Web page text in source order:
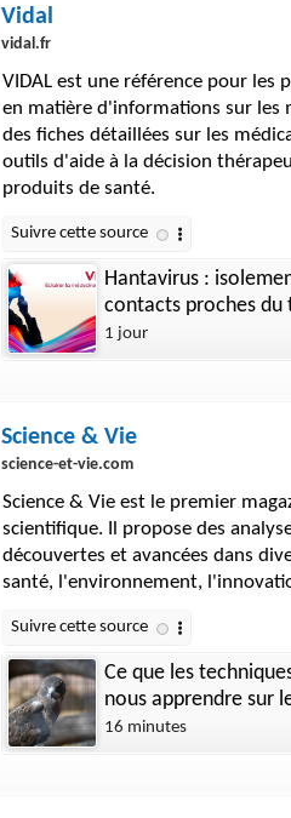
Vidal
vidal.fr
VIDAL est une référence pour les
en matière d'informations sur les
des fiches détaillées sur les
outils d'aide à la décision
produits de santé.
Hantavirus :
contacts proches
1 jour
Science & Vie
science-et-vie.com
Science & Vie est le premier
scientifique. Il propose des
découvertes et avancées dans
santé, l'environnement,
Ce que les
nous apprendre sur
16 minutes